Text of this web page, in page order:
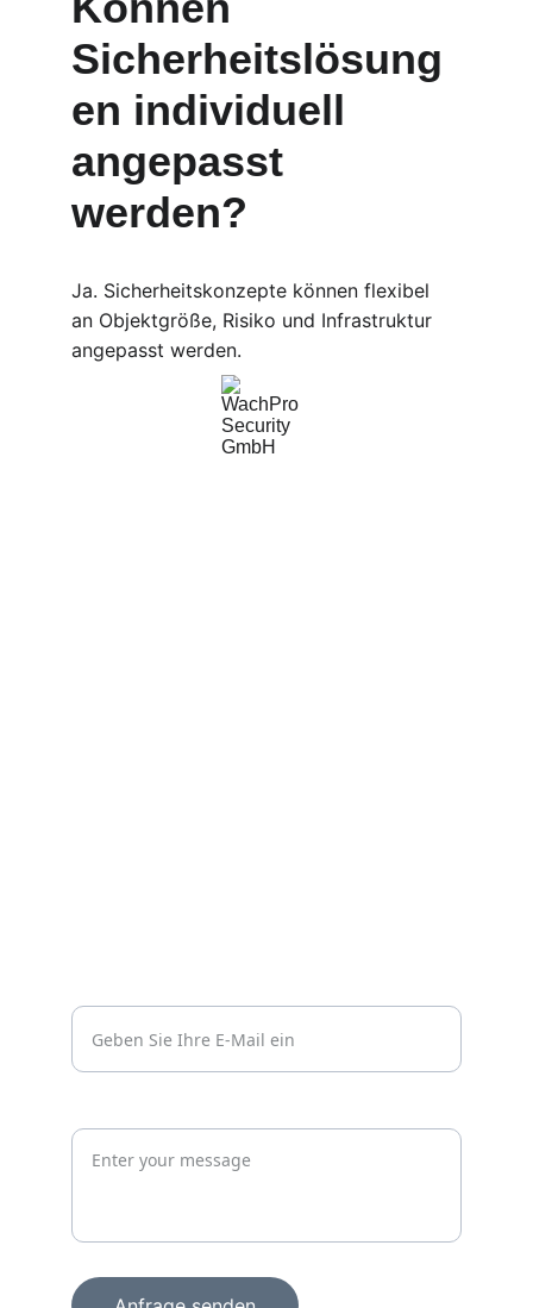
Sicherheitslösung
en individuell
angepasst
werden?
Ja. Sicherheitskonzepte können flexibel
an Objektgröße, Risiko und Infrastruktur
angepasst werden.